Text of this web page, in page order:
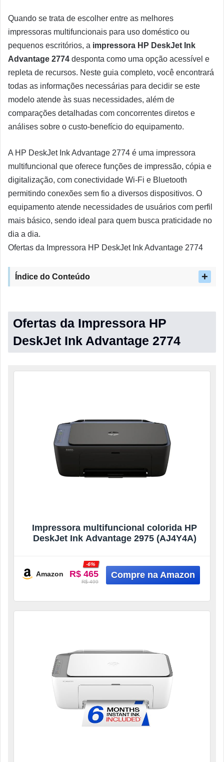
Quando se trata de escolher entre as melhores
impressoras multifuncionais para uso doméstico ou
pequenos escritórios, a impressora HP DeskJet Ink
Advantage 2774 desponta como uma opção acessível e
repleta de recursos. Neste guia completo, você encontrará
todas as informações necessárias para decidir se este
modelo atende às suas necessidades, além de
comparações detalhadas com concorrentes diretos e
análises sobre o custo-benefício do equipamento.
A HP DeskJet Ink Advantage 2774 é uma impressora
multifuncional que oferece funções de impressão, cópia e
digitalização, com conectividade Wi-Fi e Bluetooth
permitindo conexões sem fio a diversos dispositivos. O
equipamento atende necessidades de usuários com perfil
mais básico, sendo ideal para quem busca praticidade no
dia a dia.
Ofertas da Impressora HP DeskJet Ink Advantage 2774
Índice do Conteúdo
Ofertas da Impressora HP
DeskJet Ink Advantage 2774
Impressora multifuncional colorida HP
DeskJet Ink Advantage 2975 (AJ4Y4A)
Amazon R$ 465
-6%
R$ 499